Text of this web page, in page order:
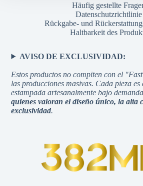
Häufig gestellte
Datenschutzrichtlinie
Rückgabe- und
Haltbarkeit des
AVISO DE EXCLUSIVIDAD:
Estos productos no compiten con el
las producciones masivas. Cada pieza es
estampada artesanalmente bajo
quienes valoran el diseño único, la alta
exclusividad.